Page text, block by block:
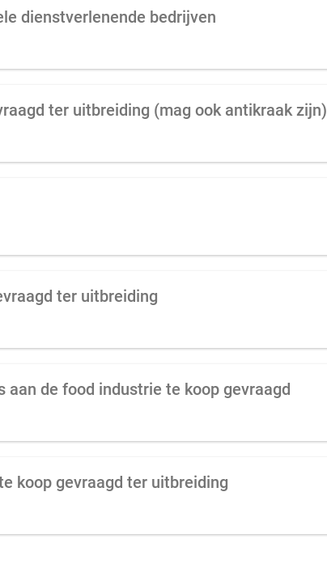
dienstverlenende bedrijven
ter uitbreiding (mag ook antikraak zijn)
ter uitbreiding
aan de food industrie te koop gevraagd
koop gevraagd ter uitbreiding